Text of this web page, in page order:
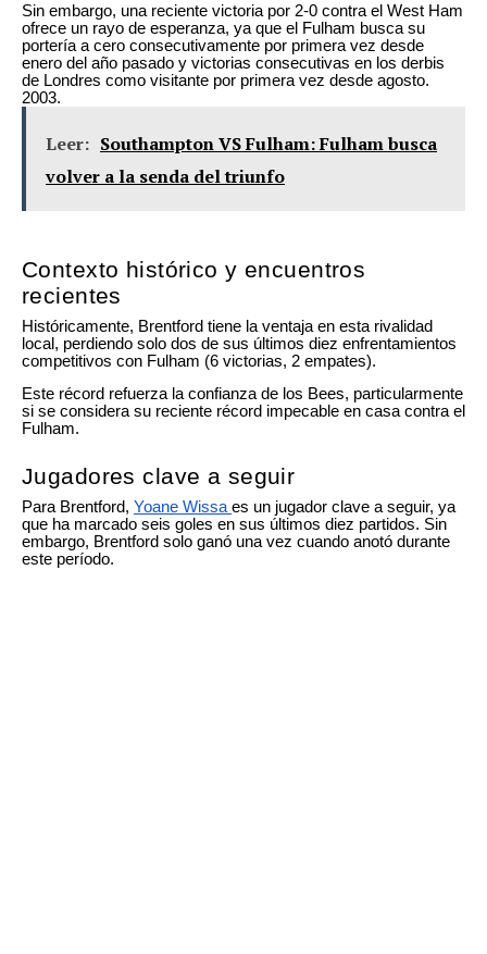
Sin embargo, una reciente victoria por 2-0 contra el West Ham
ofrece un rayo de esperanza, ya que el Fulham busca su
portería a cero consecutivamente por primera vez desde
enero del año pasado y victorias consecutivas en los derbis
de Londres como visitante por primera vez desde agosto.
2003.
Leer: Southampton VS Fulham: Fulham busca
volver a la senda del triunfo
Contexto histórico y encuentros
recientes
Históricamente, Brentford tiene la ventaja en esta rivalidad
local, perdiendo solo dos de sus últimos diez enfrentamientos
competitivos con Fulham (6 victorias, 2 empates).
Este récord refuerza la confianza de los Bees, particularmente
si se considera su reciente récord impecable en casa contra el
Fulham.
Jugadores clave a seguir
Para Brentford, Yoane Wissaes un jugador clave a seguir, ya
que ha marcado seis goles en sus últimos diez partidos. Sin
embargo, Brentford solo ganó una vez cuando anotó durante
este período.